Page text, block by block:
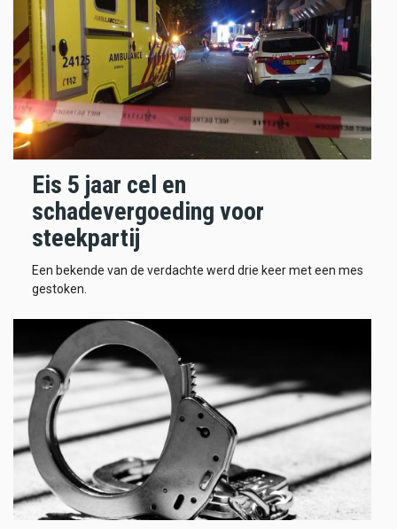
Eis 5 jaar cel en
schadevergoeding voor
steekpartij
Een bekende van de verdachte werd drie keer met een mes
gestoken.